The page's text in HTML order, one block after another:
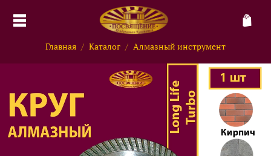
Главная Каталог Алмазный инструмент